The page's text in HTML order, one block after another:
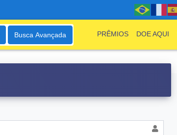
Busca Avançada PRÊMIOS DOE AQUI